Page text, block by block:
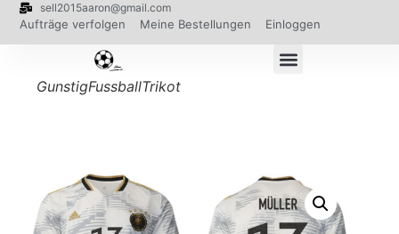
sell2015aaron@gmail.com
Aufträge verfolgen Meine Bestellungen Einloggen
GunstigFussballTrikot